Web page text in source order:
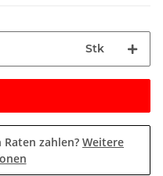
Stk
zahlen? Weitere